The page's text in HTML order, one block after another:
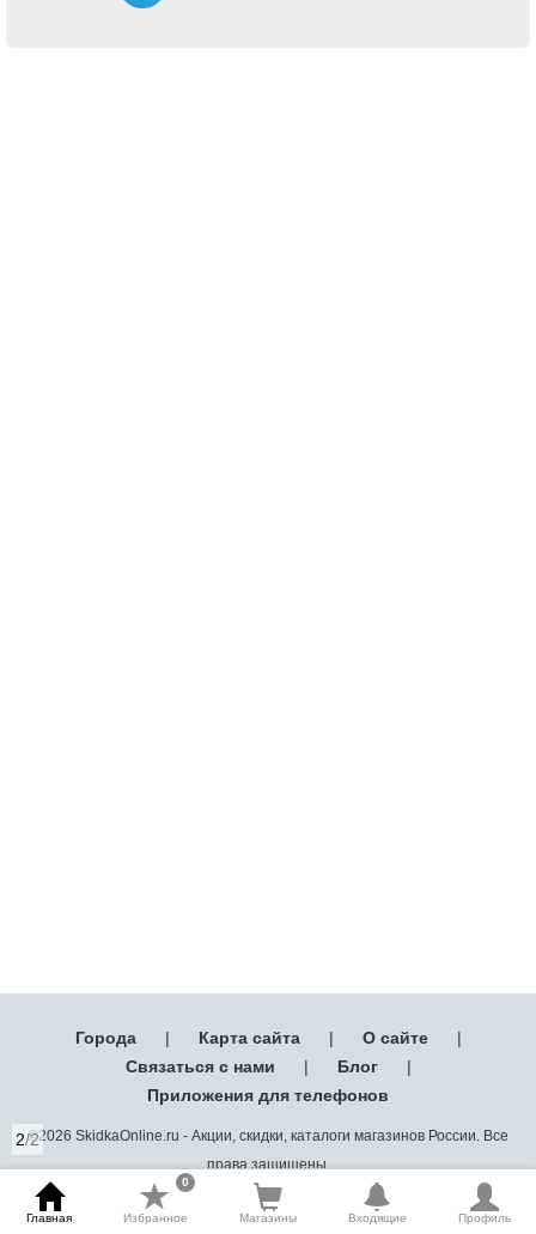
2/2
Города | Карта сайта | О сайте
|
Связаться с нами
| Блог
|
Приложения для телефонов
©2026 SkidkaOnline.ru - Акции, скидки, каталоги магазинов России. Все
права защищены.
Главная Избранное
0
Магазины Входящие Профиль